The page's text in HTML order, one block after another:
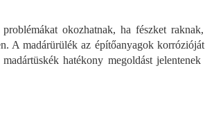
okozhatnak, ha fészket raknak,
A madárürülék az építőanyagok
hatékony megoldást